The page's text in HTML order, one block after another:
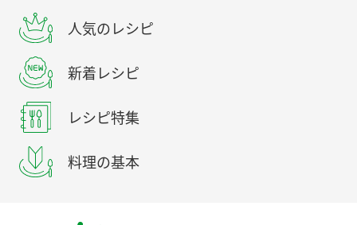
人気のレシピ
新着レシピ
レシピ特集
料理の基本